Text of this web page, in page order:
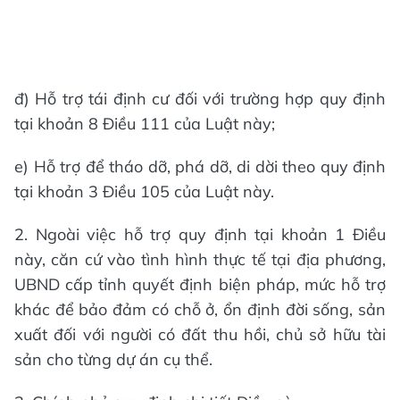
đ) Hỗ trợ tái định cư đối với trường hợp quy định
tại khoản 8 Điều 111 của Luật này;
e) Hỗ trợ để tháo dỡ, phá dỡ, di dời theo quy định
tại khoản 3 Điều 105 của Luật này.
2. Ngoài việc hỗ trợ quy định tại khoản 1 Điều
này, căn cứ vào tình hình thực tế tại địa phương,
UBND cấp tỉnh quyết định biện pháp, mức hỗ trợ
khác để bảo đảm có chỗ ở, ổn định đời sống, sản
xuất đối với người có đất thu hồi, chủ sở hữu tài
sản cho từng dự án cụ thể.